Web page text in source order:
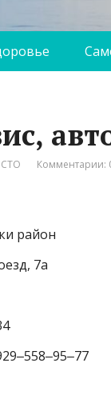
СТО Комментарии:
район
7а